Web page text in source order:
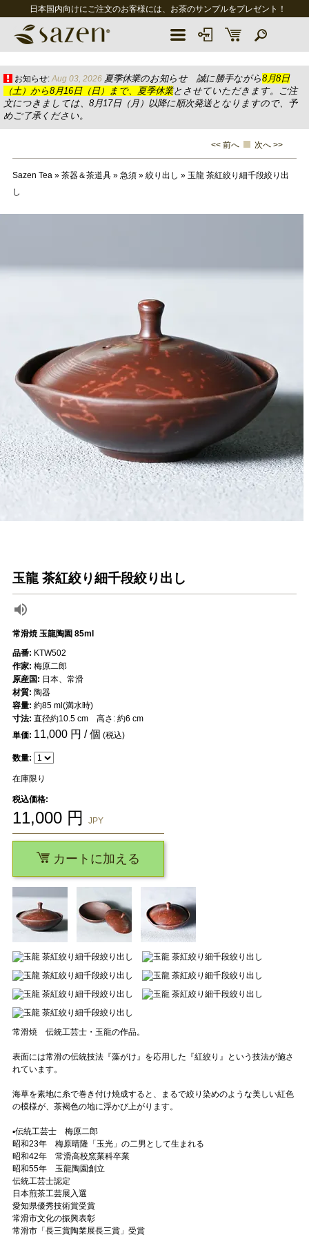
日本国内向けにご注文のお客様には、お茶のサンプルをプレゼント！
お知らせ: Aug 03, 2026 夏季休業のお知らせ 誠に勝手ながら8月8日
（土）から8月16日（日）まで、夏季休業とさせていただきます。ご注
文につきましては、8月17日（月）以降に順次発送となりますので、予
めご了承ください。
<< 前へ 次へ >>
Sazen Tea» 茶器＆茶道具» 急須» 絞り出し » 玉龍 茶紅絞り細千段絞り出
し
玉龍 茶紅絞り細千段絞り出し
常滑焼 玉龍陶園 85ml
常滑焼 伝統工芸士・玉龍の作品。
表面には常滑の伝統技法『藻がけ』を応用した『紅絞り』という技法が施さ
れています。
海草を素地に糸で巻き付け焼成すると、まるで絞り染めのような美しい紅色
の模様が、茶褐色の地に浮かび上がります。
▪️伝統工芸士 梅原二郎
昭和23年 梅原晴隆「玉光」の二男として生まれる
昭和42年 常滑高校窯業科卒業
昭和55年 玉龍陶園創立
伝統工芸士認定
日本煎茶工芸展入選
愛知県優秀技術賞受賞
常滑市文化の振興表彰
常滑市「長三賞陶業展長三賞」受賞
品番: KTW502
作家: 梅原二郎
原産国: 日本、常滑
材質: 陶器
容量: 約85 ml(満水時)
寸法: 直径約10.5 cm 高さ: 約6 cm
単価: 11,000円 / 個 (税込)
数量:
在庫限り
税込価格:
11,000円 JPY
カートに加える